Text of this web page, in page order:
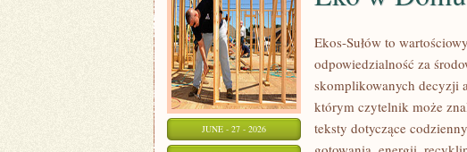
JUNE - 27 - 2026
Ekos-Sułów to
odpowiedzialność za
skomplikowanych decyzji
którym czytelnik może
teksty dotyczące